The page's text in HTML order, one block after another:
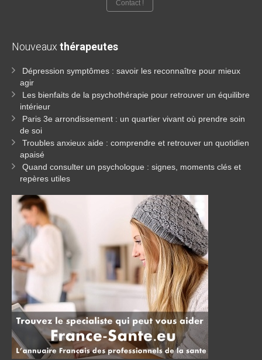
Contact !
Nouveaux thérapeutes
Dépression symptômes : savoir les reconnaître pour mieux
agir
Les bienfaits de la psychothérapie pour retrouver un équilibre
intérieur
Paris 3e arrondissement : un quartier vivant où prendre soin
de soi
Troubles anxieux aide : comprendre et retrouver un quotidien
apaisé
Quand consulter un psychologue : signes, moments clés et
repères utiles